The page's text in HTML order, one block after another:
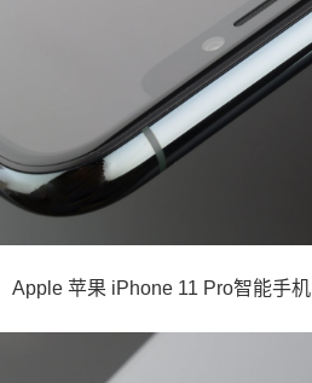
Apple 苹果 iPhone 11 Pro智能手机